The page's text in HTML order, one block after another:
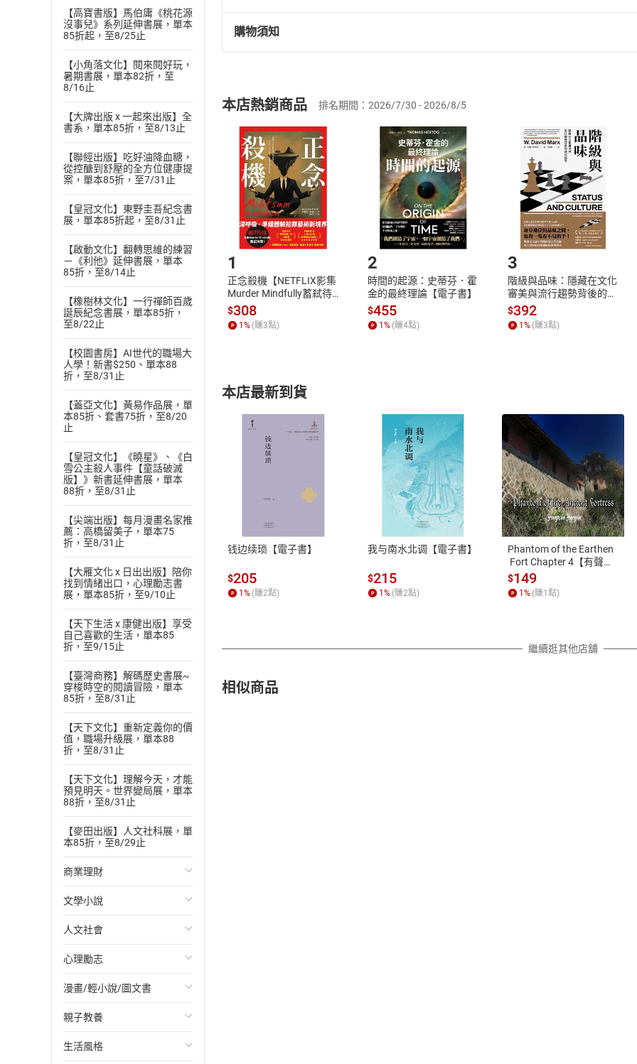
【高寶書版】馬伯庸《桃花源
沒事兒》系列延伸書展，單本
85折起，至8/25止
【小角落文化】閱來閱好玩，
暑期書展，單本82折，至
8/16止
【大牌出版 x 一起來出版】全
書系，單本85折，至8/13止
【聯經出版】吃好油降血糖，
從控醣到舒壓的全方位健康提
案，單本85折，至7/31止
【皇冠文化】東野圭吾紀念書
展，單本85折起，至8/31止
【啟動文化】翻轉思維的練習
－《利他》延伸書展，單本
85折，至8/14止
【橡樹林文化】一行禪師百歲
誕辰紀念書展，單本85折，
至8/22止
【校園書房】AI世代的職場大
人學！新書$250、單本88
折，至8/31止
【蓋亞文化】黃易作品展，單
本85折、套書75折，至8/20
止
【皇冠文化】《曉星》、《白
雪公主殺人事件【童話破滅
版】》新書延伸書展，單本
88折，至8/31止
【尖端出版】每月漫畫名家推
薦：高橋留美子，單本75
折，至8/31止
【大雁文化 x 日出出版】陪你
找到情緒出口，心理勵志書
展，單本85折，至9/10止
【天下生活 x 康健出版】享受
自己喜歡的生活，單本85
折，至9/15止
【臺灣商務】解碼歷史書展~
穿梭時空的閱讀冒險，單本
85折，至8/31止
【天下文化】重新定義你的價
值，職場升級展，單本88
折，至8/31止
【天下文化】理解今天，才能
預見明天。世界變局展，單本
88折，至8/31止
【麥田出版】人文社科展，單
本85折，至8/29止
商業理財
投資理財
經濟/趨勢
財務/金融
管理/領導
職場工作術
成功法
文學小說
歐美文學
日本文學
韓國文學
華文文學
經典文學
人文社會
國際關係
政治
社會科學
台灣/中國歷史
心理勵志
心靈成長/情緒
人際關係
兩性關係
漫畫/輕小說/圖文書
輕小說
奇幻/科幻
親子教養
教育現場
生活風格
退換貨規定：
(一)依消費者保護法第19條第1項後段暨通訊交易解除權合理例外情事適用
(二)消費者訂購本店鋪之商品即代表知悉本店鋪所銷售之商品為電子書，
且已下載/存取電子書，不得請求退貨退款。
退貨方式：您欲取消訂單或辦理退貨時，請登入樂天市場，並於「我的訂單
貨」，本店鋪將依您的申請進行審核，待審核通過後將為您辦理退款事宜。
請注意，樂天市場須以整筆訂單為單位進行取消/退貨，恕無法以單支商品取
購物須知
挑選商品
Choose
放入購物車
Shopping cart
登入帳號
Login
購書後，如何開始使用？
Step1.選擇閱讀載具 Step2.登入
付款方式
ATM轉帳、信用卡、LINE PAY、AFTEE
退換貨規範
本店是否提供消費者保護法七日猶
之權利，遽消費者保護法及通訊交
除權合理例外情事適用準則，依商
質各有不同規定。詳細退換貨說明
照各商品說明。
本店熱銷商品 排名期間：2026/7/30 - 2026/8/5
1
正念殺機【NETFLIX影集
Murder Mindfully蓄弒待
發】【電子書】
$308
1% (賺3點)
2
時間的起源：史蒂芬．霍
金的最終理論【電子書】
$455
1% (賺4點)
3
階級與品味：隱藏在文化
審美與流行趨勢背後的地
位渴望【電子書】
$392
1% (賺3點)
本店最新到貨
钱边续琐【電子書】
$205
1 % (賺2點)
我与南水北调【電子書】
$215
1 % (賺2點)
Phantom of the Earthen
Fort Chapter 4【有聲
書】
$149
1 % (賺1 點)
繼續逛其他店舖
相似商品